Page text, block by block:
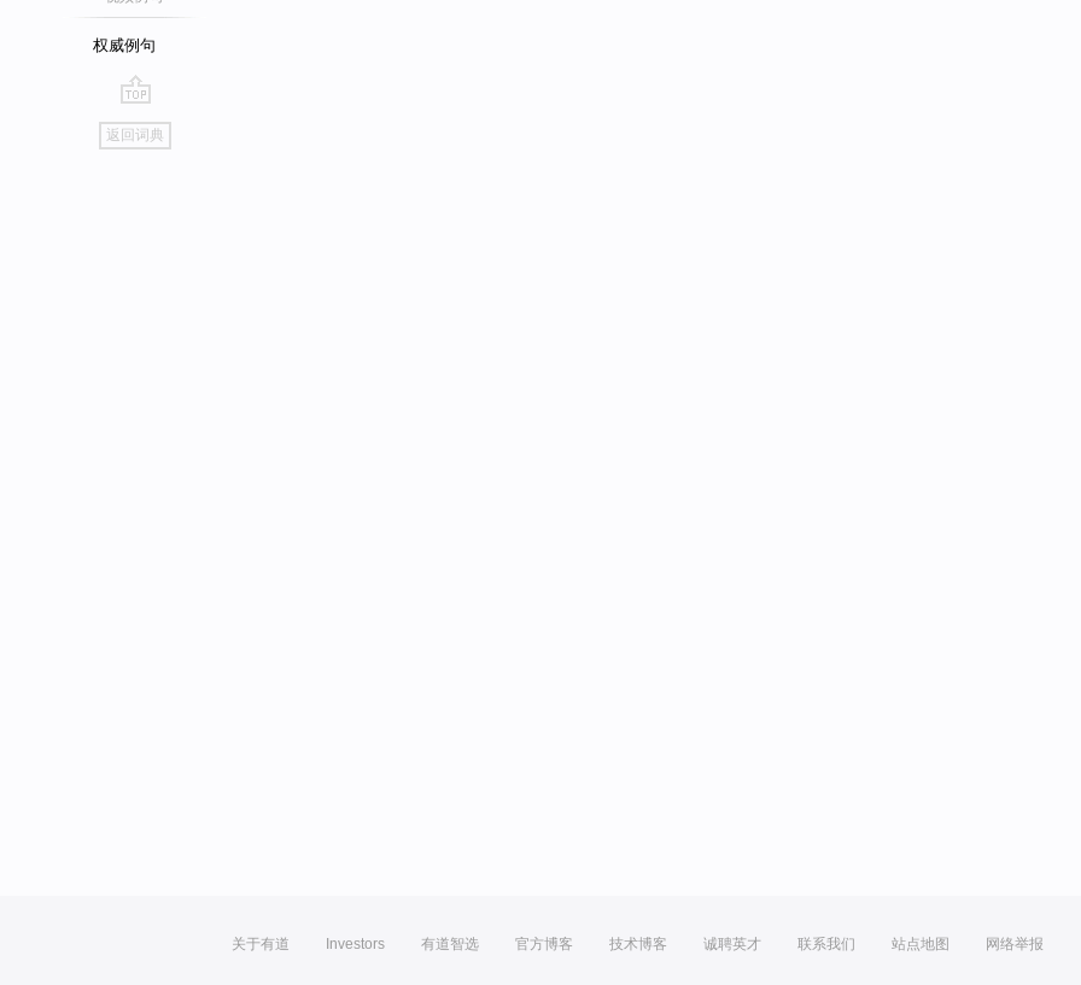
权威例句
go
top
返回词典
关于有道 Investors 有道智选 官方博客 技术博客 诚聘英才 联系我们 站点地图 网络举报